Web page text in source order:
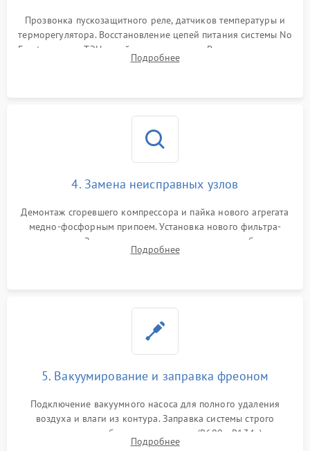
Прозвонка пускозащитного реле, датчиков температуры и
терморегулятора. Восстановление цепей питания системы No
Frost, включая ТЭН оттайки и вентилятор. Ремонт или замена
платы управления при сбоях алгоритмов.
Подробнее
4. Замена неисправных узлов
Демонтаж сгоревшего компрессора и пайка нового агрегата
медно-фосфорным припоем. Установка нового фильтра-
осушителя. Замена изношенных вентиляторов обдува,
сломанных заслонок или поврежденных дверных петель.
Подробнее
5. Вакуумирование и заправка фреоном
Подключение вакуумного насоса для полного удаления
воздуха и влаги из контура. Заправка системы строго
дозированным объемом хладагента (R600a, R134a) по
электронным весам. Контроль рабочего давления в системе.
Подробнее